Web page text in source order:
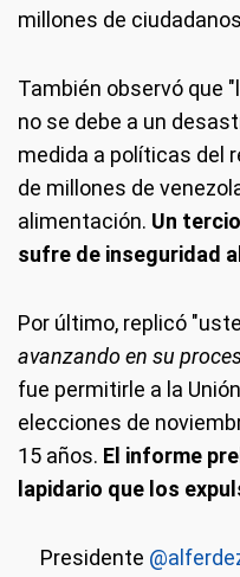
millones de
También observó que
no se debe a un
medida a políticas del
de millones de
alimentación. Un
sufre de inseguridad
Por último, replicó
avanzando en su
fue permitirle a la
elecciones de
15 años. El informe
lapidario que los
Presidente